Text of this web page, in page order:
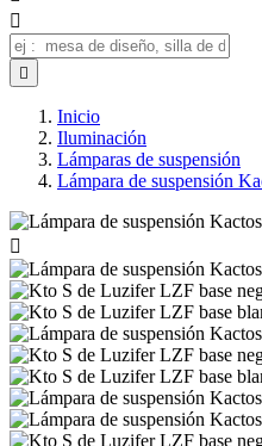


Inicio
Iluminación
Lámparas de suspensión
Lámpara de suspensión
